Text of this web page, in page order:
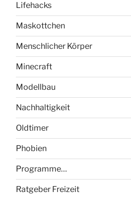
Lifehacks
Maskottchen
Menschlicher Körper
Minecraft
Modellbau
Nachhaltigkeit
Oldtimer
Phobien
Programme…
Ratgeber Freizeit